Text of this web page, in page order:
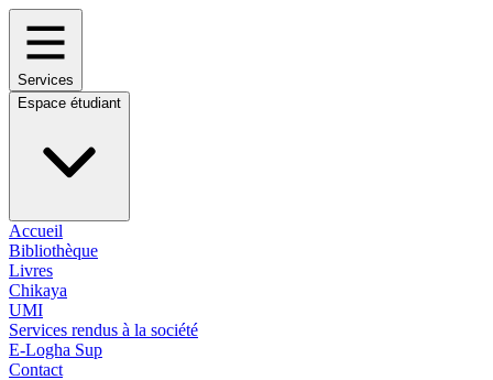
Services
Espace étudiant
Accueil
Bibliothèque
Livres
Chikaya
UMI
Services rendus à la société
E-Logha Sup
Contact